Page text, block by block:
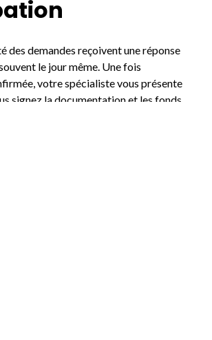
des demandes reçoivent une réponse
souvent le jour même. Une fois
votre spécialiste vous présente
signez la documentation et les fonds